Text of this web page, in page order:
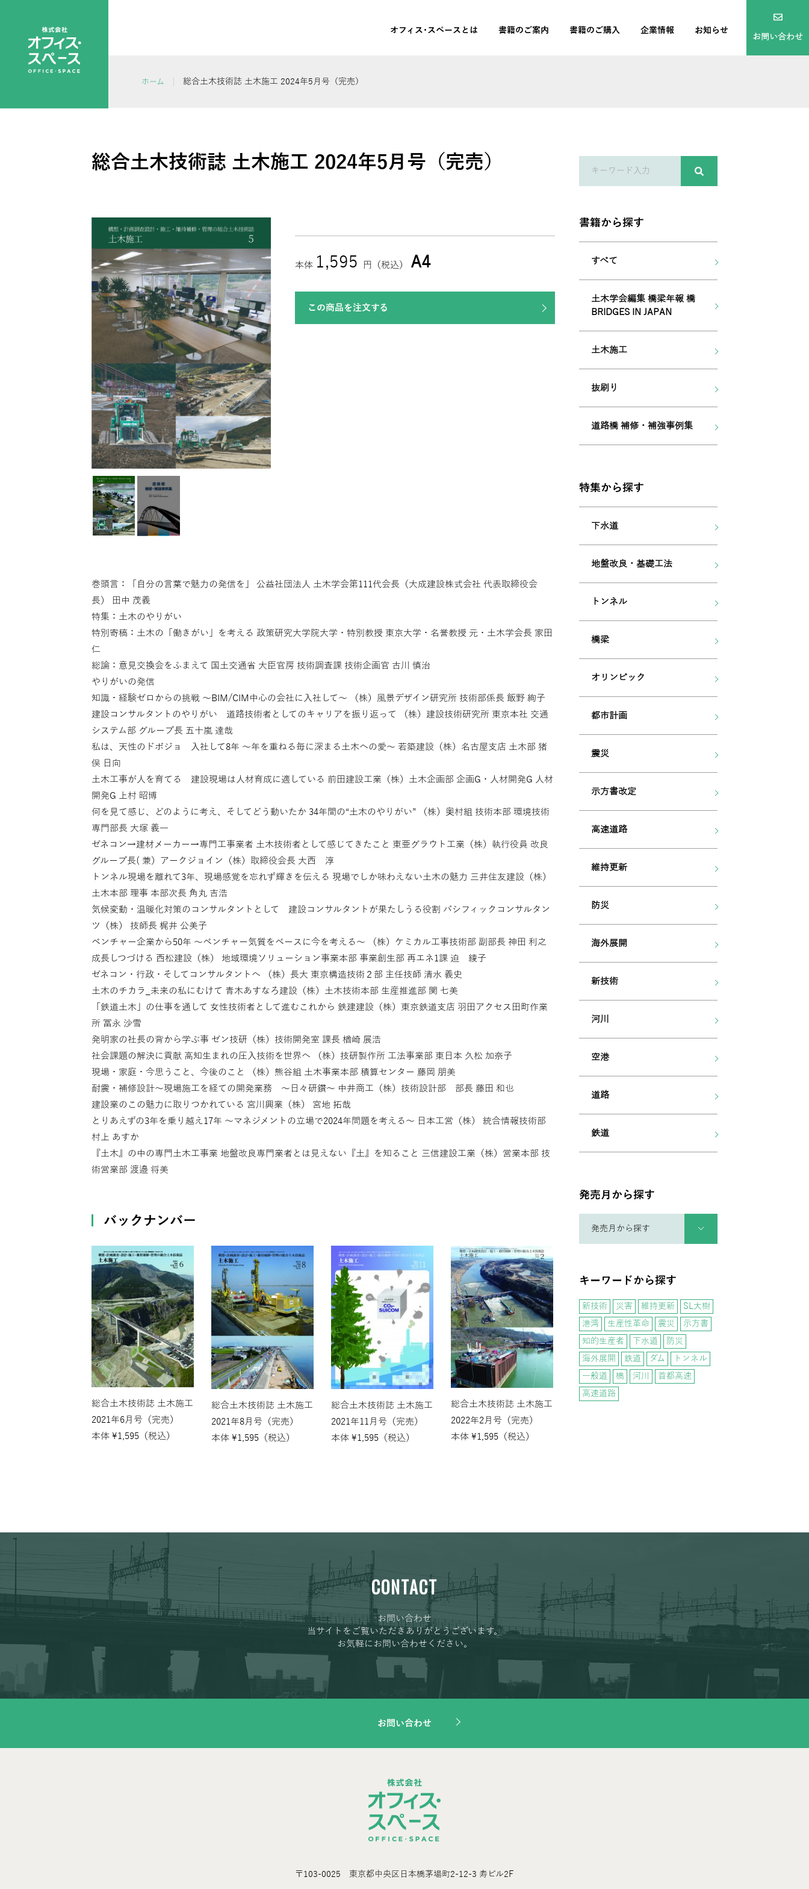
オフィス･スペースとは 書籍のご案内 書籍のご購入 企業情報 お知らせ
お問い合わせ
ホーム 総合土木技術誌 土木施工 2024年5月号（完売）
総合土木技術誌 土木施工 2024年5月号（完売）
本体 1,595 円（税込） A4
この商品を注文する
巻頭言：「自分の言葉で魅力の発信を」 公益社団法人 土木学会第111代会長（大成建設株式会社 代表取締役会
長） 田中 茂義
特集：土木のやりがい
特別寄稿：土木の「働きがい」を考える 政策研究大学院大学・特別教授 東京大学・名誉教授 元・土木学会長 家田
仁
総論：意見交換会をふまえて 国土交通省 大臣官房 技術調査課 技術企画官 古川 慎治
やりがいの発信
知識・経験ゼロからの挑戦 〜BIM/CIM中心の会社に入社して〜 （株）風景デザイン研究所 技術部係長 飯野 絢子
建設コンサルタントのやりがい 道路技術者としてのキャリアを振り返って （株）建設技術研究所 東京本社 交通
システム部 グループ長 五十嵐 達哉
私は、天性のドボジョ 入社して8年 〜年を重ねる毎に深まる土木への愛〜 若築建設（株）名古屋支店 土木部 猪
俣 日向
土木工事が人を育てる 建設現場は人材育成に適している 前田建設工業（株）土木企画部 企画G・人材開発G 人材
開発G 上村 昭博
何を見て感じ、どのように考え、そしてどう動いたか 34年間の“土木のやりがい” （株）奥村組 技術本部 環境技術
専門部長 大塚 義一
ゼネコン→建材メーカー→専門工事業者 土木技術者として感じてきたこと 東亜グラウト工業（株）執行役員 改良
グループ長( 兼）アークジョイン（株）取締役会長 大西 淳
トンネル現場を離れて3年、現場感覚を忘れず輝きを伝える 現場でしか味わえない土木の魅力 三井住友建設（株）
土木本部 理事 本部次長 角丸 吉浩
気候変動・温暖化対策のコンサルタントとして 建設コンサルタントが果たしうる役割 パシフィックコンサルタン
ツ（株） 技師長 梶井 公美子
ベンチャー企業から50年 〜ベンチャー気質をベースに今を考える〜 （株）ケミカル工事技術部 副部長 神田 利之
成長しつづける 西松建設（株） 地域環境ソリューション事業本部 事業創生部 再エネ1課 迫 綾子
ゼネコン・行政・そしてコンサルタントへ （株）長大 東京構造技術２部 主任技師 清水 義史
土木のチカラ_未来の私にむけて 青木あすなろ建設（株）土木技術本部 生産推進部 関 七美
「鉄道土木」の仕事を通して 女性技術者として進むこれから 鉄建建設（株）東京鉄道支店 羽田アクセス田町作業
所 冨永 沙雪
発明家の社長の背から学ぶ事 ゼン技研（株）技術開発室 課長 楢崎 展浩
社会課題の解決に貢献 高知生まれの圧入技術を世界へ （株）技研製作所 工法事業部 東日本 久松 加奈子
現場・家庭・今思うこと、今後のこと （株）熊谷組 土木事業本部 積算センター 藤岡 朋美
耐震・補修設計～現場施工を経ての開発業務 ～日々研鑽～ 中井商工（株）技術設計部 部長 藤田 和也
建設業のこの魅力に取りつかれている 宮川興業（株） 宮地 拓哉
とりあえずの3年を乗り越え17年 〜マネジメントの立場で2024年問題を考える〜 日本工営（株） 統合情報技術部
村上 あすか
『土木』の中の専門土木工事業 地盤改良専門業者とは見えない『土』を知ること 三信建設工業（株）営業本部 技
術営業部 渡邉 将美
バックナンバー
総合土木技術誌 土木施工
2021年6月号（完売）
本体 ¥1,595 （税込）
総合土木技術誌 土木施工
2021年8月号（完売）
本体 ¥1,595 （税込）
総合土木技術誌 土木施工
2021年11月号（完売）
本体 ¥1,595 （税込）
総合土木技術誌 土木施工
2022年2月号（完売）
本体 ¥1,595 （税込）
書籍から探す
すべて
土木学会編集 橋梁年報 橋
BRIDGES IN JAPAN
土木施工
抜刷り
道路橋 補修・補強事例集
特集から探す
下水道
地盤改良・基礎工法
トンネル
橋梁
オリンピック
都市計画
震災
示方書改定
高速道路
維持更新
防災
海外展開
新技術
河川
空港
道路
鉄道
発売月から探す
キーワードから探す
新技術 災害 維持更新
SL大樹
港湾
生産性革命 震災
示方書
知的生産者
下水道
防災
海外展開
鉄道 ダム
トンネル
一般道
橋 河川
首都高速
高速道路
CONTACT
お問い合わせ
当サイトをご覧いただきありがとうございます。
お気軽にお問い合わせください。
お問い合わせ
〒103-0025 東京都中央区日本橋茅場町2-12-3 寿ビル2F